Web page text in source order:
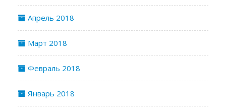
Апрель 2018
Март 2018
Февраль 2018
Январь 2018